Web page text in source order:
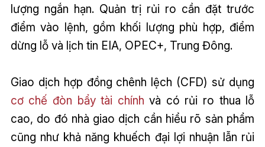
lượng ngắn hạn. Quản trị rủi ro cần đặt trước
điểm vào lệnh, gồm khối lượng phù hợp, điểm
dừng lỗ và lịch tin EIA, OPEC+, Trung Đông.
Giao dịch hợp đồng chênh lệch (CFD) sử dụng
cơ chế đòn bẩy tài chính và có rủi ro thua lỗ
cao, do đó nhà giao dịch cần hiểu rõ sản phẩm
cũng như khả năng khuếch đại lợi nhuận lẫn rủi